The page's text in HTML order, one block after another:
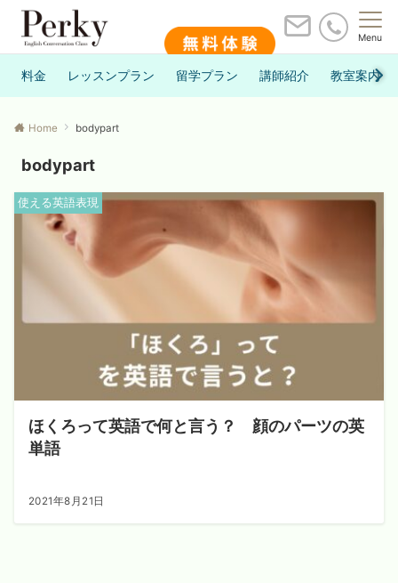
Menu
料金 レッスンプラン 留学プラン 講師紹介 教室案内
Home bodypart
bodypart
使える英語表現
ほくろって英語で何と言う？ 顔のパーツの英
単語
2021年8月21日